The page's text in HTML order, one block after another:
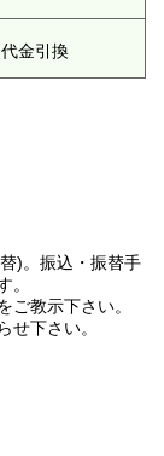
代金引換
)。振込・振替手
。
ご教示下さい。
せ下さい。